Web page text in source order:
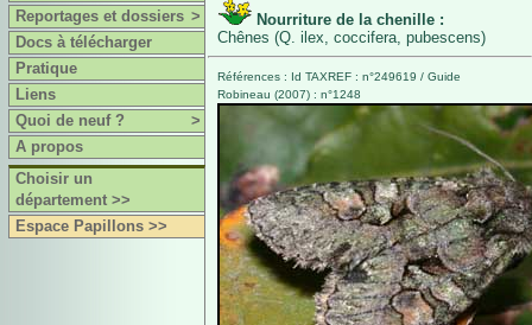
Reportages et dossiers >
Docs à télécharger
Pratique
Liens
Quoi de neuf ?
>
A propos
Choisir un
département >>
Espace Papillons >>
Nourriture de la chenille :
Chênes (Q. ilex, coccifera, pubescens)
Références : Id TAXREF : n°249619 / Guide
Robineau (2007) : n°1248